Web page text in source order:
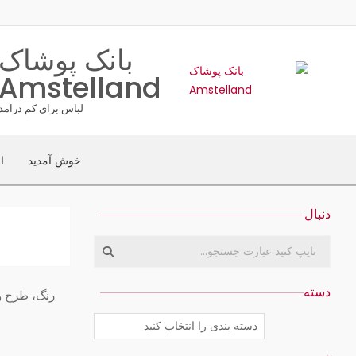
بانک پوشاک
Amstelland
لباس برای کم
خوش آمدید
دنبال
دسته